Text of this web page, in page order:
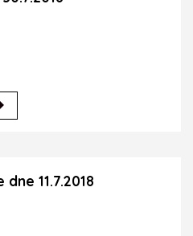
11.7.2018